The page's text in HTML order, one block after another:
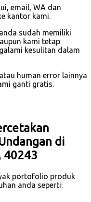
email, WA dan
kantor kami.
sudah memiliki
kami tetap
kesulitan dalam
human error lainnya
ganti gratis.
di
40243
portofolio produk
anda seperti: